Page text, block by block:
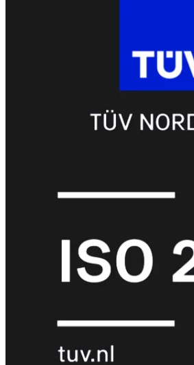
Fi
30G FortiWiFi
31G FortiWiFi
40FFortiWiFi
60FFortiWiFi
FortiWiFi